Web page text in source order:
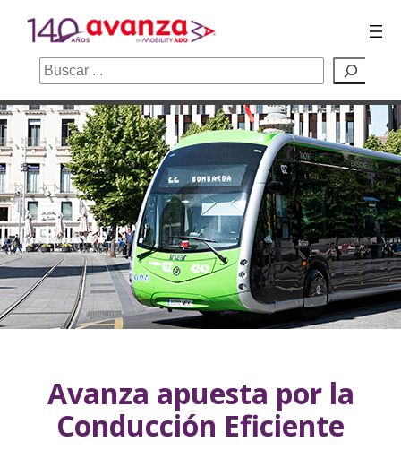
Saltar
al
contenido
Buscar
Avanza apuesta por la
Conducción Eficiente